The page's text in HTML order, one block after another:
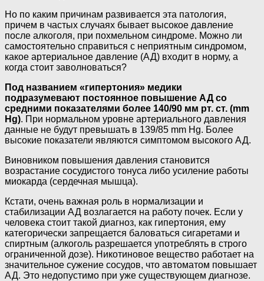
Но по каким причинам развивается эта патология,
причем в частых случаях бывает высокое давление
после алкоголя, при похмельном синдроме. Можно ли
самостоятельно справиться с неприятным синдромом,
какое артериальное давление (АД) входит в норму, а
когда стоит заволноваться?
Под названием «гипертония» медики
подразумевают постоянное повышение АД со
средними показателями более 140/90 мм рт. ст. (mm
Hg). При нормальном уровне артериального давления
данные не будут превышать в 139/85 mm Hg. Более
высокие показатели являются симптомом высокого АД.
Виновником повышения давления становится
возрастание сосудистого тонуса либо усиление работы
миокарда (сердечная мышца).
Кстати, очень важная роль в нормализации и
стабилизации АД возлагается на работу почек. Если у
человека стоит такой диагноз, как гипертония, ему
категорически запрещается баловаться сигаретами и
спиртным (алкоголь разрешается употреблять в строго
ограниченной дозе). Никотиновое вещество работает на
значительное сужение сосудов, что автоматом повышает
АД. Это недопустимо при уже существующем диагнозе.